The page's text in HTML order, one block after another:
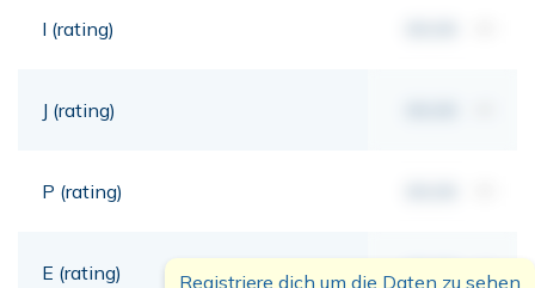
I (rating)
J (rating)
P (rating)
E (rating) 00,00 mt
Registriere dich um die Daten zu sehen